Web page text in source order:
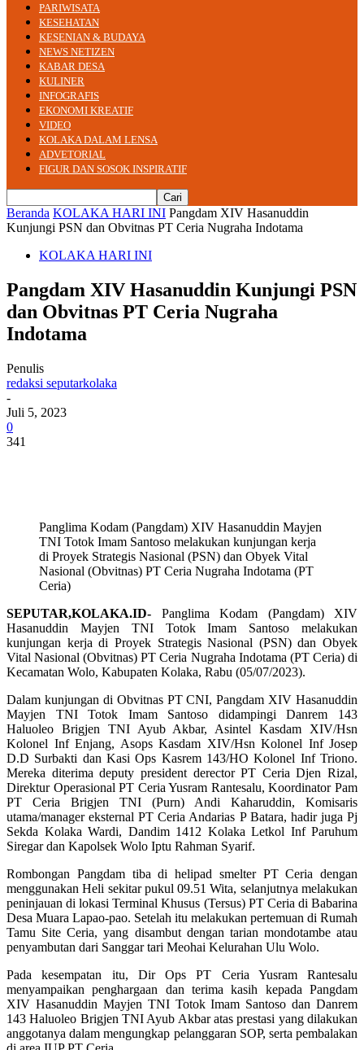
PARIWISATA
KESEHATAN
KESENIAN & BUDAYA
NEWS NETIZEN
KABAR DESA
KULINER
INFOGRAFIS
EKONOMI KREATIF
VIDEO
KOLAKA DALAM LENSA
ADVETORIAL
FIGUR DAN SOSOK INSPIRATIF
Beranda KOLAKA HARI INI Pangdam XIV Hasanuddin
Kunjungi PSN dan Obvitnas PT Ceria Nugraha Indotama
KOLAKA HARI INI
Pangdam XIV Hasanuddin Kunjungi PSN
dan Obvitnas PT Ceria Nugraha
Indotama
Penulis
redaksi seputarkolaka
-
Juli 5, 2023
0
341
Panglima Kodam (Pangdam) XIV Hasanuddin Mayjen
TNI Totok Imam Santoso melakukan kunjungan kerja
di Proyek Strategis Nasional (PSN) dan Obyek Vital
Nasional (Obvitnas) PT Ceria Nugraha Indotama (PT
Ceria)
SEPUTAR,KOLAKA.ID- Panglima Kodam (Pangdam) XIV
Hasanuddin Mayjen TNI Totok Imam Santoso melakukan
kunjungan kerja di Proyek Strategis Nasional (PSN) dan Obyek
Vital Nasional (Obvitnas) PT Ceria Nugraha Indotama (PT Ceria) di
Kecamatan Wolo, Kabupaten Kolaka, Rabu (05/07/2023).
Dalam kunjungan di Obvitnas PT CNI, Pangdam XIV Hasanuddin
Mayjen TNI Totok Imam Santoso didampingi Danrem 143
Haluoleo Brigjen TNI Ayub Akbar, Asintel Kasdam XIV/Hsn
Kolonel Inf Enjang, Asops Kasdam XIV/Hsn Kolonel Inf Josep
D.D Surbakti dan Kasi Ops Kasrem 143/HO Kolonel Inf Triono.
Mereka diterima deputy president derector PT Ceria Djen Rizal,
Direktur Operasional PT Ceria Yusram Rantesalu, Koordinator Pam
PT Ceria Brigjen TNI (Purn) Andi Kaharuddin, Komisaris
utama/manager eksternal PT Ceria Andarias P Batara, hadir juga Pj
Sekda Kolaka Wardi, Dandim 1412 Kolaka Letkol Inf Paruhum
Siregar dan Kapolsek Wolo Iptu Rahman Syarif.
Rombongan Pangdam tiba di helipad smelter PT Ceria dengan
menggunakan Heli sekitar pukul 09.51 Wita, selanjutnya melakukan
peninjauan di lokasi Terminal Khusus (Tersus) PT Ceria di Babarina
Desa Muara Lapao-pao. Setelah itu melakukan pertemuan di Rumah
Tamu Site Ceria, yang disambut dengan tarian mondotambe atau
penyambutan dari Sanggar tari Meohai Kelurahan Ulu Wolo.
Pada kesempatan itu, Dir Ops PT Ceria Yusram Rantesalu
menyampaikan penghargaan dan terima kasih kepada Pangdam
XIV Hasanuddin Mayjen TNI Totok Imam Santoso dan Danrem
143 Haluoleo Brigjen TNI Ayub Akbar atas prestasi yang dilakukan
anggotanya dalam mengungkap pelanggaran SOP, serta pembalakan